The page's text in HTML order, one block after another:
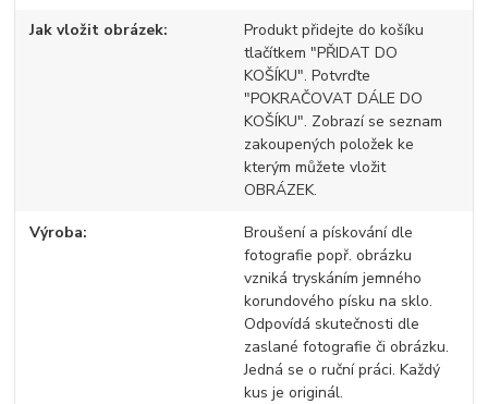
Jak vložit obrázek
Produkt přidejte do košíku
tlačítkem "PŘIDAT DO
KOŠÍKU". Potvrďte
"POKRAČOVAT DÁLE DO
KOŠÍKU". Zobrazí se seznam
zakoupených položek ke
kterým můžete vložit
OBRÁZEK.
Výroba
Broušení a pískování dle
fotografie popř. obrázku
vzniká tryskáním jemného
korundového písku na sklo.
Odpovídá skutečnosti dle
zaslané fotografie či obrázku.
Jedná se o ruční práci. Každý
kus je originál.